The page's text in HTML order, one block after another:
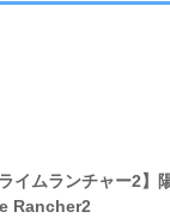
ライムランチャー2】
Rancher2